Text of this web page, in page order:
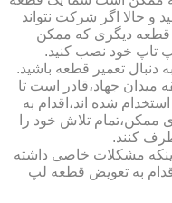
و حالا اگر شرکت نتواند
قطعه دیگری که ممکن
تاپ خود نصب کنید.
دنبال تعمیر قطعه باشید.
جهاد،قادر است تا
شده اند،اقدام به
ممکن،تمام تلاش خود را
کنند.
مشکلات خاصی داشته
به تعویض قطعه لپ